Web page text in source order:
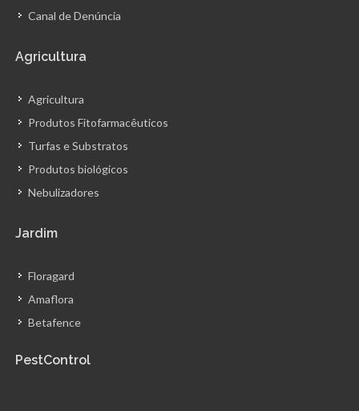
Canal de Denúncia
Agricultura
Agricultura
Produtos Fitofarmacêuticos
Turfas e Substratos
Produtos biológicos
Nebulizadores
Jardim
Floragard
Amaflora
Betafence
PestControl